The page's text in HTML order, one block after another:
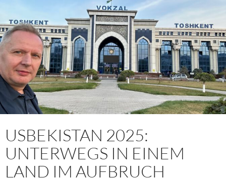
USBEKISTAN 2025:
UNTERWEGS IN EINEM
LAND IM AUFBRUCH